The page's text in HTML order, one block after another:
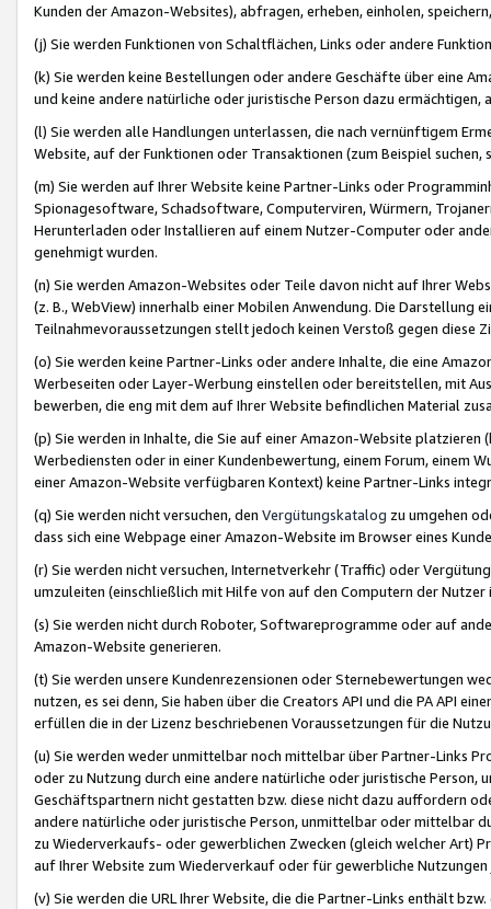
Kunden der Amazon-Websites), abfragen, erheben, einholen,
(j) Sie werden Funktionen von Schaltflächen, Links oder andere
(k) Sie werden keine Bestellungen oder andere Geschäfte über eine
und keine andere natürliche oder juristische Person dazu
(l) Sie werden alle Handlungen unterlassen, die nach vernünftigem
Website, auf der Funktionen oder Transaktionen (zum Beispiel
(m) Sie werden auf Ihrer Website keine Partner-Links oder
Spionagesoftware, Schadsoftware, Computerviren, Würmern,
Herunterladen oder Installieren auf einem Nutzer-Computer oder
genehmigt wurden.
(n) Sie werden Amazon-Websites oder Teile davon nicht auf Ihrer
(z. B., WebView) innerhalb einer Mobilen Anwendung. Die Darstellung
Teilnahmevoraussetzungen stellt jedoch keinen Verstoß gegen diese
(o) Sie werden keine Partner-Links oder andere Inhalte, die eine
Werbeseiten oder Layer-Werbung einstellen oder bereitstellen, mit
bewerben, die eng mit dem auf Ihrer Website befindlichen Material
(p) Sie werden in Inhalte, die Sie auf einer Amazon-Website
Werbediensten oder in einer Kundenbewertung, einem Forum, einem
einer Amazon-Website verfügbaren Kontext) keine Partner-Links
(q) Sie werden nicht versuchen, den Vergütungskatalog zu umgehen
dass sich eine Webpage einer Amazon-Website im Browser eines
(r) Sie werden nicht versuchen, Internetverkehr (Traffic) oder
umzuleiten (einschließlich mit Hilfe von auf den Computern der
(s) Sie werden nicht durch Roboter, Softwareprogramme oder auf
Amazon-Website generieren.
(t) Sie werden unsere Kundenrezensionen oder Sternebewertungen
nutzen, es sei denn, Sie haben über die Creators API und die PA API
erfüllen die in der Lizenz beschriebenen Voraussetzungen für die
(u) Sie werden weder unmittelbar noch mittelbar über Partner-Links
oder zu Nutzung durch eine andere natürliche oder juristische
Geschäftspartnern nicht gestatten bzw. diese nicht dazu auffordern
andere natürliche oder juristische Person, unmittelbar oder mittelbar
zu Wiederverkaufs- oder gewerblichen Zwecken (gleich welcher Art)
auf Ihrer Website zum Wiederverkauf oder für gewerbliche
(v) Sie werden die URL Ihrer Website, die die Partner-Links enthält